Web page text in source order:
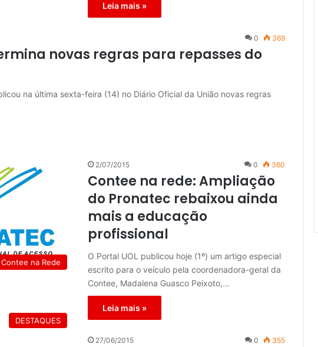
Leia mais »
0 369
novas regras para repasses do
na última sexta-feira (14) no Diário Oficial da União novas regras
Contee na Rede
2/07/2015 0 360
Contee na rede: Ampliação
do Pronatec rebaixou ainda
mais a educação
profissional
O Portal UOL publicou hoje (1º) um artigo especial
escrito para o veículo pela coordenadora-geral da
Contee, Madalena Guasco Peixoto,…
Leia mais »
DESTAQUES
27/06/2015 0 355